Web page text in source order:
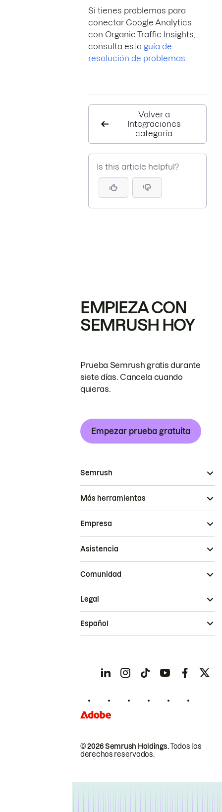
Si tienes problemas para
conectar Google Analytics
con Organic Traffic Insights,
consulta esta guía de
resolución de problemas
Volver a
Integraciones
categoría
Is this article helpful?
EMPIEZA CON
SEMRUSH HOY
Prueba Semrush gratis durante
siete días. Cancela cuando
quieras.
Empezar prueba gratuita
Semrush
Más herramientas
Empresa
Asistencia
Comunidad
© 2026 Semrush Holdings.Todos los
derechos reservados.
Legal
Español